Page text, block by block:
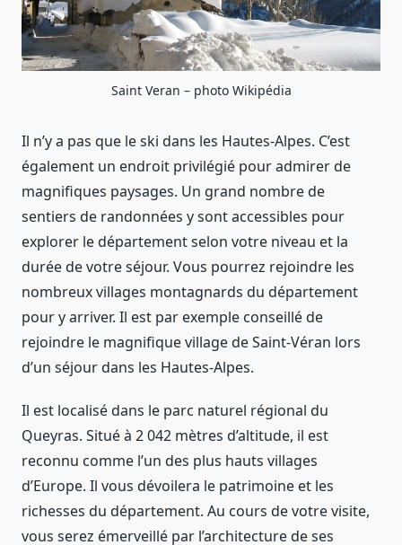
Saint Veran – photo Wikipédia
Il n’y a pas que le ski dans les Hautes-Alpes. C’est
également un endroit privilégié pour admirer de
magnifiques paysages. Un grand nombre de
sentiers de randonnées y sont accessibles pour
explorer le département selon votre niveau et la
durée de votre séjour. Vous pourrez rejoindre les
nombreux villages montagnards du département
pour y arriver. Il est par exemple conseillé de
rejoindre le magnifique village de Saint-Véran lors
d’un séjour dans les Hautes-Alpes.
Il est localisé dans le parc naturel régional du
Queyras. Situé à 2 042 mètres d’altitude, il est
reconnu comme l’un des plus hauts villages
d’Europe. Il vous dévoilera le patrimoine et les
richesses du département. Au cours de votre visite,
vous serez émerveillé par l’architecture de ses